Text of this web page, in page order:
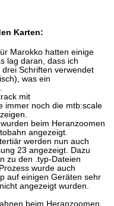
Karten:
Marokko hatten einige
lag daran, dass ich
Schriften verwendet
was ein
mit
immer noch die mtb:scale
beim Heranzoomen
angezeigt.
werden nun auch
23 angezeigt. Dazu
zu den .typ-Dateien
wurde auch
auf einigen Geräten sehr
angezeigt wurden.
beim Heranzoomen